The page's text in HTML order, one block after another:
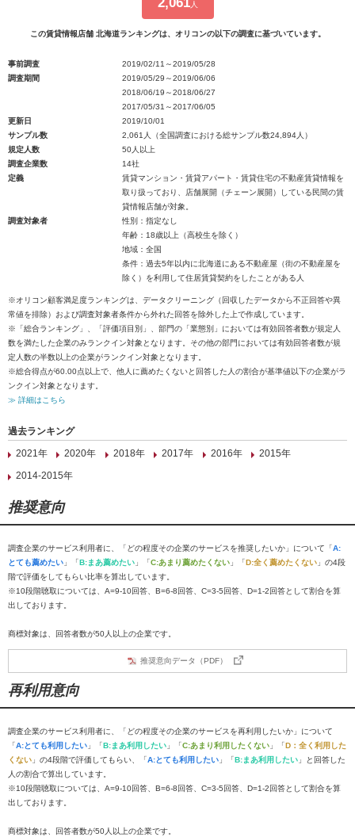
人
この賃貸情報店舗 北海道ランキングは、オリコンの以下の調査に基づいています。
事前調査
2019/02/11～2019/05/28
調査期間
2019/05/29～2019/06/06
2018/06/19～2018/06/27
2017/05/31～2017/06/05
更新日
2019/10/01
サンプル数
2,061人（全国調査における総サンプル数24,894人）
規定人数
50人以上
調査企業数
14社
定義
賃貸マンション・賃貸アパート・賃貸住宅の不動産賃貸情報を
取り扱っており、店舗展開（チェーン展開）している民間の賃
貸情報店舗が対象。
調査対象者
性別：指定なし
年齢：18歳以上（高校生を除く）
地域：全国
条件：過去5年以内に北海道にある不動産屋（街の不動産屋を
除く）を利用して住居賃貸契約をしたことがある人
※オリコン顧客満足度ランキングは、データクリーニング（回収したデータから不正回答や異
常値を排除）および調査対象者条件から外れた回答を除外した上で作成しています。
※「総合ランキング」、「評価項目別」、部門の「業態別」においては有効回答者数が規定人
数を満たした企業のみランクイン対象となります。その他の部門においては有効回答者数が規
定人数の半数以上の企業がランクイン対象となります。
※総合得点が60.00点以上で、他人に薦めたくないと回答した人の割合が基準値以下の企業がラ
ンクイン対象となります。
≫ 詳細はこちら
過去ランキング
2021年
2020年 2018年 2017年 2016年
2015年
2014-2015年
推奨意向
調査企業のサービス利用者に、「どの程度その企業のサービスを推奨したいか」について「A:
とても薦めたい 」「B:まあ薦めたい 」「C:あまり薦めたくない 」「D:全く薦めたくない 」の4段
階で評価をしてもらい比率を算出しています。
※10段階聴取については、A=9-10回答、B=6-8回答、C=3-5回答、D=1-2回答として割合を算
出しております。
商標対象は、回答者数が50人以上の企業です。
推奨意向データ（PDF）
再利用意向
調査企業のサービス利用者に、「どの程度その企業のサービスを再利用したいか」について
「A:とても利用したい 」「B:まあ利用したい 」「C:あまり利用したくない 」「D：全く利用した
くない 」の4段階で評価してもらい、「A:とても利用したい 」「B:まあ利用したい 」と回答した
人の割合で算出しています。
※10段階聴取については、A=9-10回答、B=6-8回答、C=3-5回答、D=1-2回答として割合を算
出しております。
商標対象は、回答者数が50人以上の企業です。